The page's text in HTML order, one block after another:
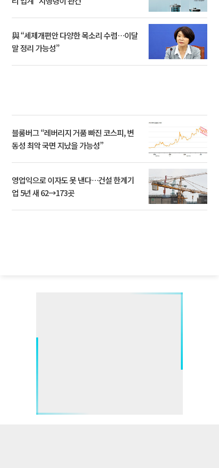
與 “세제개편안 다양한 목소리 수렴…이달
말 정리 가능성”
블룸버그 “레버리지 거품 빠진 코스피, 변
동성 최악 국면 지났을 가능성”
영업익으로 이자도 못 낸다…건설 한계기
업 5년 새 62→173곳